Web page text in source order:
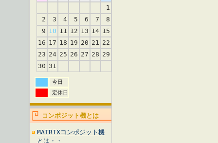
1
2
3 4 5 6 7
8
9 10 11 12 13 14 15
16 17 18 19 20 21 22
23 24 25 26 27 28 29
30 31
今日
定休日
コンポジット機とは
MATRIXコンポジット機
とは・・